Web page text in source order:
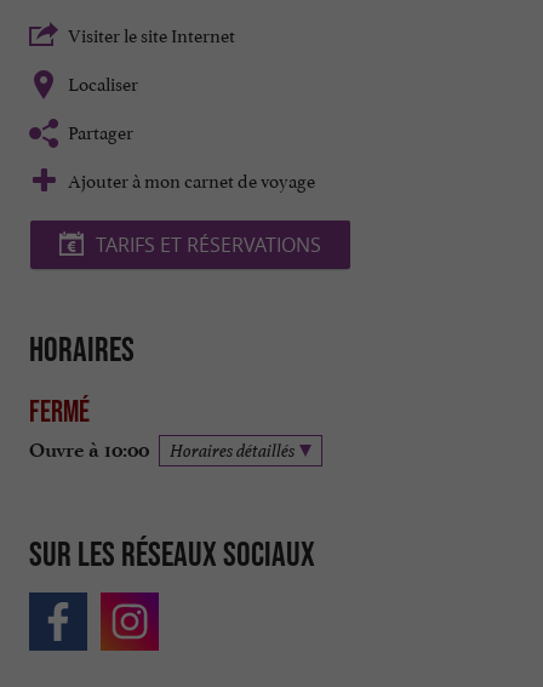
Visiter le site Internet
Localiser
Partager
Ajouter à mon carnet de voyage
TARIFS ET RÉSERVATIONS
Horaires
Fermé
Ouvre à 10:00 Horaires détaillés
Sur les réseaux sociaux